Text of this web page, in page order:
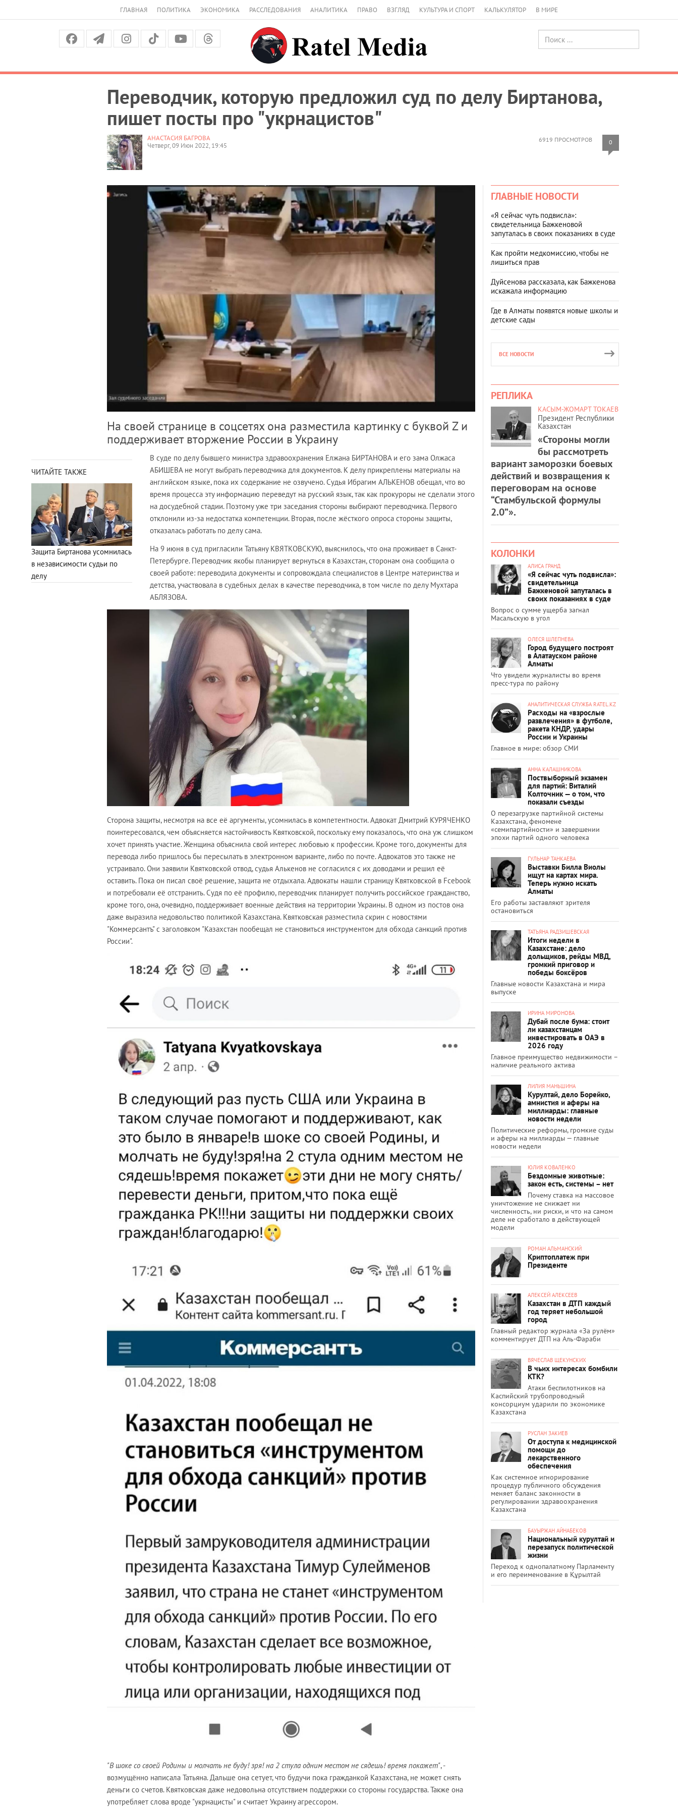
ГЛАВНАЯ ПОЛИТИКА ЭКОНОМИКА РАССЛЕДОВАНИЯ АНАЛИТИКА ПРАВО ВЗГЛЯД КУЛЬТУРА И СПОРТ КАЛЬКУЛЯТОР В МИРЕ
Переводчик, которую предложил суд по делу Биртанова,
пишет посты про "укрнацистов"
6919 ПРОСМОТРОВ 0
АНАСТАСИЯ БАГРОВА
Четверг, 09 Июн 2022, 19:45
На своей странице в соцсетях она разместила картинку с буквой Z и
поддерживает вторжение России в Украину
ЧИТАЙТЕ ТАКЖЕ
Защита Биртанова усомнилась
в независимости судьи по
делу
В суде по делу бывшего министра здравоохранения Елжана БИРТАНОВА и его зама Олжаса
АБИШЕВА не могут выбрать переводчика для документов. К делу прикреплены материалы на
английском языке, пока их содержание не озвучено. Судья Ибрагим АЛЬКЕНОВ обещал, что во
время процесса эту информацию переведут на русский язык, так как прокуроры не сделали этого
на досудебной стадии. Поэтому уже три заседания стороны выбирают переводчика. Первого
отклонили из-за недостатка компетенции. Вторая, после жёсткого опроса стороны защиты,
отказалась работать по делу сама.
На 9 июня в суд пригласили Татьяну КВЯТКОВСКУЮ, выяснилось, что она проживает в Санкт-
Петербурге. Переводчик якобы планирует вернуться в Казахстан, сторонам она сообщила о
своей работе: переводила документы и сопровождала специалистов в Центре материнства и
детства, участвовала в судебных делах в качестве переводчика, в том числе по делу Мухтара
АБЛЯЗОВА.
Сторона защиты, несмотря на все её аргументы, усомнилась в компетентности. Адвокат Дмитрий КУРЯЧЕНКО
поинтересовался, чем объясняется настойчивость Квятковской, поскольку ему показалось, что она уж слишком
хочет принять участие. Женщина объяснила свой интерес любовью к профессии. Кроме того, документы для
перевода либо пришлось бы пересылать в электронном варианте, либо по почте. Адвокатов это также не
устраивало. Они заявили Квятковской отвод, судья Алькенов не согласился с их доводами и решил её
оставить. Пока он писал своё решение, защита не отдыхала. Адвокаты нашли страницу Квятковской в Fcebook
и потребовали её отстранить. Судя по её профилю, переводчик планирует получить российское гражданство,
кроме того, она, очевидно, поддерживает военные действия на территории Украины. В одном из постов она
даже выразила недовольство политикой Казахстана. Квятковская разместила скрин с новостями
"Коммерсантъ" с заголовком "Казахстан пообещал не становиться инструментом для обхода санкций против
России".
"В шоке со своей Родины и молчать не буду! зря! на 2 стула одним местом не сядешь! время покажет", -
возмущённо написала Татьяна. Дальше она сетует, что будучи пока гражданкой Казахстана, не может снять
деньги со счетов. Квятковская даже недовольна отсутствием поддержки со стороны государства. Также она
употребляет слова вроде "укрнацисты" и считает Украину агрессором.
ГЛАВНЫЕ НОВОСТИ
«Я сейчас чуть подвисла»:
свидетельница Бажкеновой
запуталась в своих показаниях в суде
Как пройти медкомиссию, чтобы не
лишиться прав
Дуйсенова рассказала, как Бажкенова
искажала информацию
Где в Алматы появятся новые школы и
детские сады
ВСЕ НОВОСТИ
РЕПЛИКА
КАСЫМ-ЖОМАРТ ТОКАЕВ
Президент Республики
Казахстан
«Стороны могли
бы рассмотреть
вариант заморозки боевых
действий и возвращения к
переговорам на основе
“Стамбульской формулы
2.0”».
КОЛОНКИ
АЛИСА ГРАНД
«Я сейчас чуть подвисла»:
свидетельница
Бажкеновой запуталась в
своих показаниях в суде
Вопрос о сумме ущерба загнал
Масальскую в угол
ОЛЕСЯ ШЛЕПНЕВА
Город будущего построят
в Алатауском районе
Алматы
Что увидели журналисты во время
пресс-тура по району
АНАЛИТИЧЕСКАЯ СЛУЖБА RATEL.KZ
Расходы на «взрослые
развлечения» в футболе,
ракета КНДР, удары
России и Украины
Главное в мире: обзор СМИ
АННА КАЛАШНИКОВА
Поствыборный экзамен
для партий: Виталий
Колточник — о том, что
показали съезды
О перезагрузке партийной системы
Казахстана, феномене
«семипартийности» и завершении
эпохи партий одного человека
ГУЛЬНАР ТАНКАЕВА
Выставки Билла Виолы
ищут на картах мира.
Теперь нужно искать
Алматы
Его работы заставляют зрителя
остановиться
ТАТЬЯНА РАДЗИШЕВСКАЯ
Итоги недели в
Казахстане: дело
дольщиков, рейды МВД,
громкий приговор и
победы боксёров
Главные новости Казахстана и мира
выпуске
ИРИНА МИРОНОВА
Дубай после бума: стоит
ли казахстанцам
инвестировать в ОАЭ в
2026 году
Главное преимущество недвижимости –
наличие реального актива
ЛИЛИЯ МАНЬШИНА
Курултай, дело Борейко,
амнистия и аферы на
миллиарды: главные
новости недели
Политические реформы, громкие суды
и аферы на миллиарды — главные
новости недели
ЮЛИЯ КОВАЛЕНКО
Бездомные животные:
закон есть, системы – нет
Почему ставка на массовое
уничтожение не снижает ни
численность, ни риски, и что на самом
деле не сработало в действующей
модели
РОМАН АЛЬМАНСКИЙ
Криптоплатеж при
Президенте
АЛЕКСЕЙ АЛЕКСЕЕВ
Казахстан в ДТП каждый
год теряет небольшой
город
Главный редактор журнала «За рулём»
комментирует ДТП на Аль-Фараби
ВЯЧЕСЛАВ ЩЕКУНСКИХ
В чьих интересах бомбили
КТК?
Атаки беспилотников на
Каспийский трубопроводный
консорциум ударили по экономике
Казахстана
РУСЛАН ЗАКИЕВ
От доступа к медицинской
помощи до
лекарственного
обеспечения
Как системное игнорирование
процедур публичного обсуждения
меняет баланс законности в
регулировании здравоохранения
Казахстана
БАУЫРЖАН АЙНАБЕКОВ
Национальный курултай и
перезапуск политической
жизни
Переход к однопалатному Парламенту
и его переименование в Құрылтай